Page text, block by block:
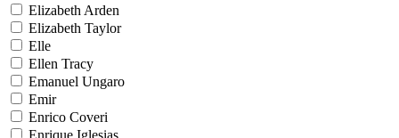
Elizabeth Arden
Elizabeth Taylor
Elle
Ellen Tracy
Emanuel Ungaro
Emir
Enrico Coveri
Enrique Iglesias